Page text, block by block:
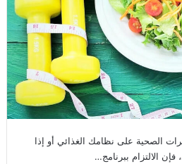
الصحية على نظامك الغذائي أو إذا
الالتزام ببرنامج…